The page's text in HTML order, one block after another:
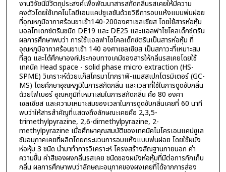
งานวิจัยนี้มีวัตถุประสงค์เพื่อพัฒนาสารสกัดกลิ่นรสเคยให้มีความ
คงตัวโดยใช้เทคโนโลยีเอนแคปซูเลชันด้วยวิธีการอบแห้งแบบพ่นฝอย
ที่อุณหภูมิอากาศร้อนขาเข้า140-200องศาเซลเซียส โดยใช้สารห่อหุ้ม
มอลโทเดกซ์ตรินชนิด DE19 และ DE25 และแอลฟาไซโคลเด็กซ์ตริน
ผลการศึกษาพบว่า การใช้แอลฟาไซโคลเด็กซ์ตรินเป็นสารห่อหุ้ม ที่
อุณหภูมิอากาศร้อนขาเข้า 140 องศาเซลเซียส เป็นสภาวะที่เหมาะสม
ที่สุด และได้ศึกษาองค์ประกอบทางเคมีของสารให้กลิ่นรสเคยโดยใช้
เทคนิค Head space - solid phase micro extraction (HS-
SPME) วิเคราะห์ด้วยแก๊สโครมาโทกราฟี-แมสสเปกโตรมิเตอร์ (GC-
MS) โดยศึกษาอุณหภูมิในการสกัดกลิ่น และเวลาที่ใช้ในการดูดซับกลิ่น
ด้วยไฟเบอร์ อุณหภูมิที่เหมาะสมในการสกัดกลิ่น คือ 80 องศา
เซลเซียส และความเหมาะสมของเวลาในการดูดซับกลิ่นเคยที่ 60 นาที
พบว่าให้สารสำคัญที่แสดงถึงลักษณะเคยคือ 2,3,5-
trimethylpyrazine, 2,6-dimethylpyrazine, 2-
methylpyrazine เมื่อศึกษาคุณสมบัติของเทคนิคไมโครเอนแคปซูเล
ชันอนุภาคเคยที่ผลิตโดยกระบวนการอบแห้งแบบพ่นฝอย โดยใช้ผนัง
ห่อหุ้ม 3 ชนิด นำมาทำการวิเคราะห์ โครงสร้างสัณฐานภายนอก ค่า
ความชื้น ค่าสีของผงกลิ่นรสเคย ชนิดของผนังห่อหุ้มที่มีต่อการกักเก็บ
กลิ่น ผลการศึกษาพบว่าลักษณะอนุภาคของผงเคยที่ได้จากการส่อง